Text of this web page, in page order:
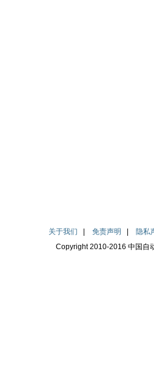
关于我们 免责声明
隐私
Copyright 2010-2016 中国自